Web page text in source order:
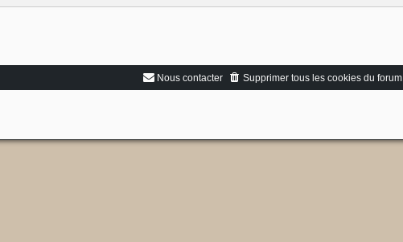
Supprimer tous les cookies du forum
Nous contacter